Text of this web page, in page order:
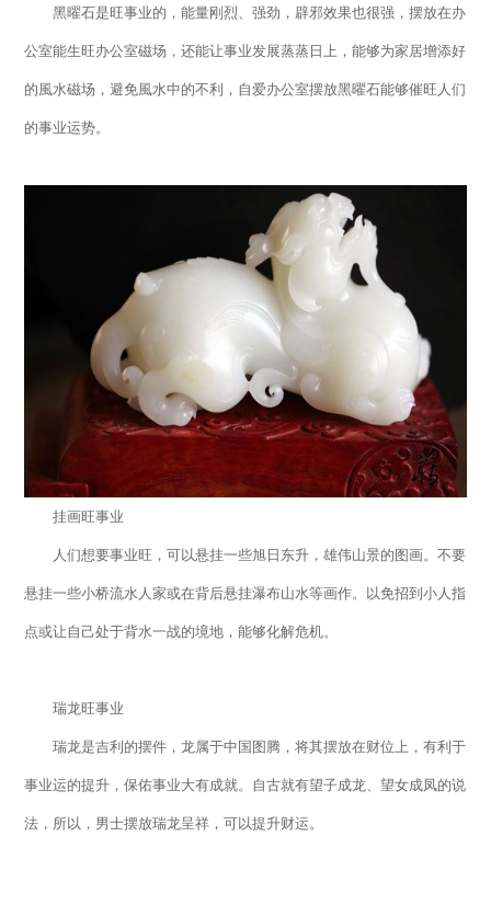
黑曜石是旺事业的，能量刚烈、强劲，辟邪效果也很强，摆放在办
公室能生旺办公室磁场，还能让事业发展蒸蒸日上，能够为家居增添好
的風水磁场，避免風水中的不利，自爱办公室摆放黑曜石能够催旺人们
的事业运势。
挂画旺事业
人们想要事业旺，可以悬挂一些旭日东升，雄伟山景的图画。不要
悬挂一些小桥流水人家或在背后悬挂瀑布山水等画作。以免招到小人指
点或让自己处于背水一战的境地，能够化解危机。
瑞龙旺事业
瑞龙是吉利的摆件，龙属于中国图腾，将其摆放在财位上，有利于
事业运的提升，保佑事业大有成就。自古就有望子成龙、望女成凤的说
法，所以，男士摆放瑞龙呈祥，可以提升财运。